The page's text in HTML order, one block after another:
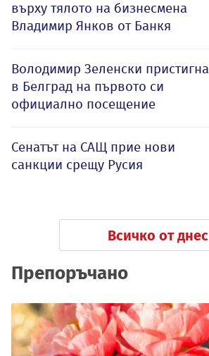
върху тялото на бизнесмена
Владимир Янков от Банкя
Володимир Зеленски пристигна
в Белград на първото си
официално посещение
Сенатът на САЩ прие нови
санкции срещу Русия
Всичко от днес
Препоръчано